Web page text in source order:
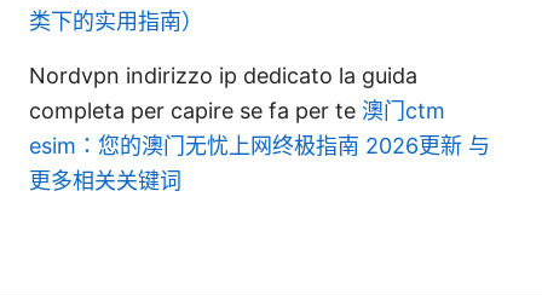
类下的实用指南）
Nordvpn indirizzo ip dedicato la guida
completa per capire se fa per te 澳门ctm
esim：您的澳门无忧上网终极指南 2026更新 与
更多相关关键词